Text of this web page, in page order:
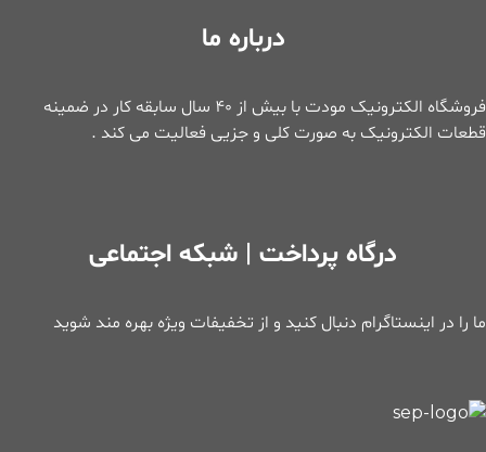
درباره ما
فروشگاه الکترونیک مودت با بیش از ۴۰ سال سابقه کار در ضمینه
قطعات الکترونیک به صورت کلی و جزیی فعالیت می کند .
درگاه پرداخت | شبکه اجتماعی
ما را در اینستاگرام دنبال کنید و از تخفیفات ویژه بهره مند شوید